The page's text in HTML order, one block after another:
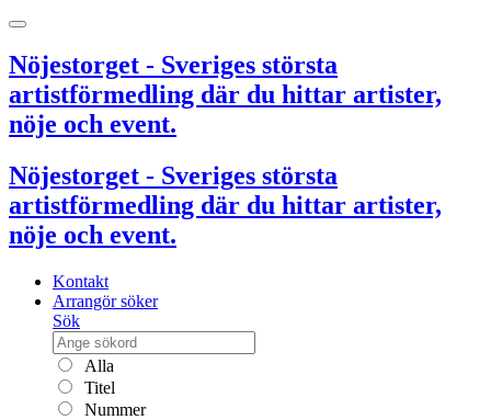
Nöjestorget - Sveriges största
artistförmedling där du hittar artister,
nöje och event.
Nöjestorget - Sveriges största
artistförmedling där du hittar artister,
nöje och event.
Kontakt
Arrangör söker
Sök
Alla
Titel
Nummer